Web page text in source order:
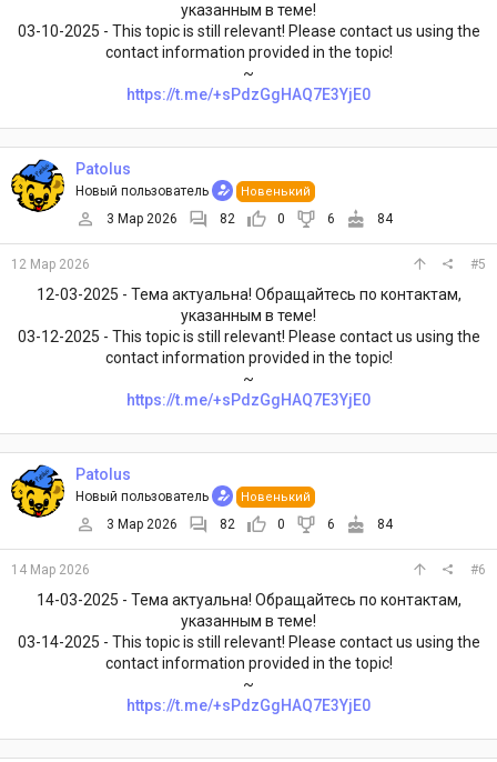
указанным в теме!
03-10-2025 - This topic is still relevant! Please contact us using the
contact information provided in the topic!
~
https://t.me/+sPdzGgHAQ7E3YjE0
Patolus
Новый пользователь Новенький
3 Мар 2026 82 0 6 84
12 Мар 2026 #5
12-03-2025 - Тема актуальна! Обращайтесь по контактам,
указанным в теме!
03-12-2025 - This topic is still relevant! Please contact us using the
contact information provided in the topic!
~
https://t.me/+sPdzGgHAQ7E3YjE0
Patolus
Новый пользователь Новенький
3 Мар 2026 82 0 6 84
14 Мар 2026 #6
14-03-2025 - Тема актуальна! Обращайтесь по контактам,
указанным в теме!
03-14-2025 - This topic is still relevant! Please contact us using the
contact information provided in the topic!
~
https://t.me/+sPdzGgHAQ7E3YjE0